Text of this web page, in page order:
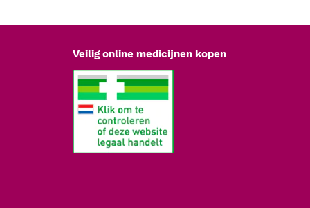
Veilig online medicijnen kopen